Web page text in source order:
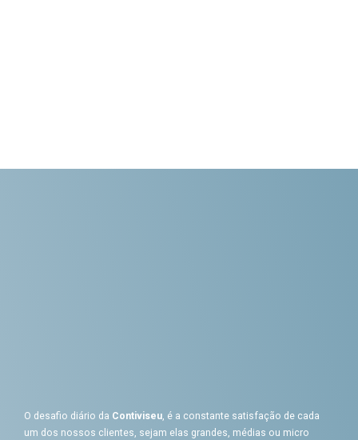
O desafio diário da Contiviseu , é a constante satisfação de cada
um dos nossos clientes, sejam elas grandes, médias ou micro